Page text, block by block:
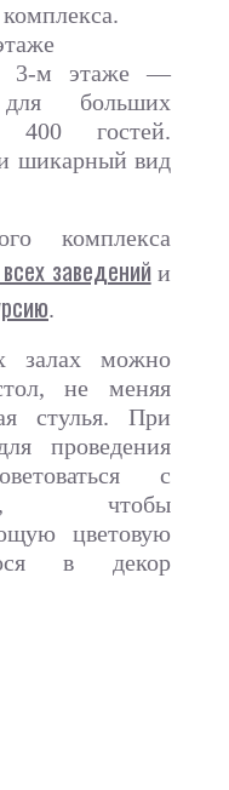
3-м этаже —
больших
400 гостей.
шикарный вид
комплекса
заведений и
.
залах можно
не меняя
стулья. При
проведения
с
чтобы
цветовую
в декор